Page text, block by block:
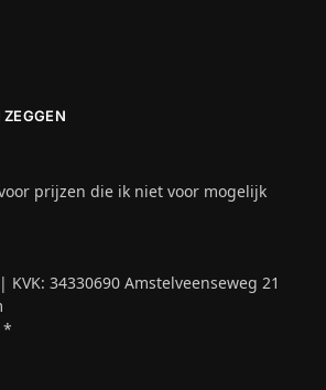
prijzen die ik niet voor mogelijk
| KVK: 34330690 Amstelveenseweg 21
*